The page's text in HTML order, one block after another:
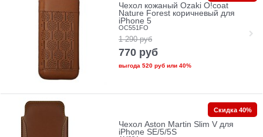
Чехол кожаный Ozaki O!coat
Nature Forest коричневый для
iPhone 5
OC551FO
1 290 руб
770 руб
выгода 520 рубили 40%
Чехол Aston Martin Slim V для
iPhone SE/5/5S
Скидка 40%